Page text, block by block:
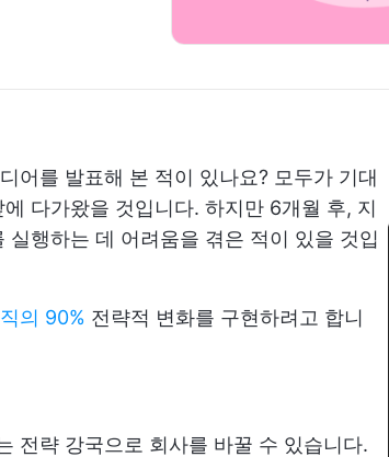
어를 발표해 본 적이 있나요? 모두가 기대
다가왔을 것입니다. 하지만 6개월 후, 지
행하는 데 어려움을 겪은 적이 있을 것입
의 90% 전략적 변화를 구현하려고 합니
전략 강국으로 회사를 바꿀 수 있습니다.